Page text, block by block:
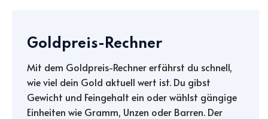
Goldpreis-Rechner
Mit dem Goldpreis-Rechner erfährst du schnell,
wie viel dein Gold aktuell wert ist. Du gibst
Gewicht und Feingehalt ein oder wählst gängige
Einheiten wie Gramm, Unzen oder Barren. Der